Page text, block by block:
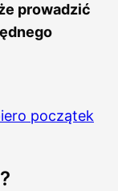
prowadzić
początek